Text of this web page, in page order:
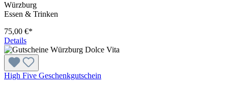
Würzburg
Essen & Trinken
75,00 €*
Details
High Five Geschenkgutschein